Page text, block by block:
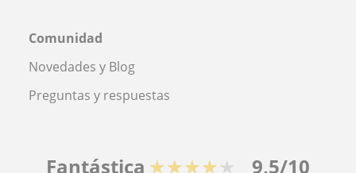
Comunidad
Novedades y Blog
Preguntas y respuestas
Fantástica ★★★★★ 9,5/10